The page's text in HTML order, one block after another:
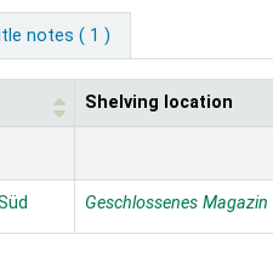
notes ( 1 )
Shelving location
Geschlossenes Magazin